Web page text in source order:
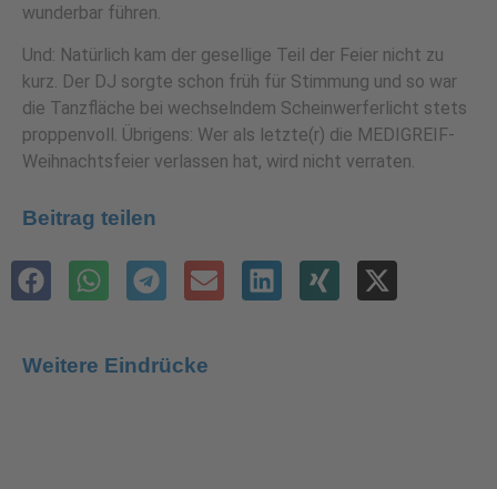
wunderbar führen.
Und: Natürlich kam der gesellige Teil der Feier nicht zu
kurz. Der DJ sorgte schon früh für Stimmung und so war
die Tanzfläche bei wechselndem Scheinwerferlicht stets
proppenvoll. Übrigens: Wer als letzte(r) die MEDIGREIF-
Weihnachtsfeier verlassen hat, wird nicht verraten.
Beitrag teilen
Weitere Eindrücke